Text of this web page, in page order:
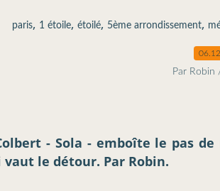
paris, 1 étoile, étoilé, 5ème arrondissement,
Par Robin
- Sola - emboîte le pas
le détour. Par Robin.